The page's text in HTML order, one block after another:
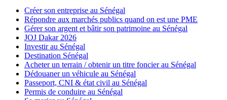
Créer son entreprise au Sénégal
Répondre aux marchés publics quand on est une PME
Gérer son argent et bâtir son patrimoine au Sénégal
JOJ Dakar 2026
Investir au Sénégal
Destination Sénégal
Acheter un terrain / obtenir un titre foncier au Sénégal
Dédouaner un véhicule au Sénégal
Passeport, CNI & état civil au Sénégal
Permis de conduire au Sénégal